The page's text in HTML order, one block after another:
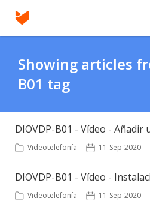
Submit Ticket
Knowledge Base
Showing articles
B01 tag
DIOVDP-B01 - Vídeo - Añadir
Videotelefonía 11-Sep-2020
DIOVDP-B01 - Vídeo -
Videotelefonía 11-Sep-2020